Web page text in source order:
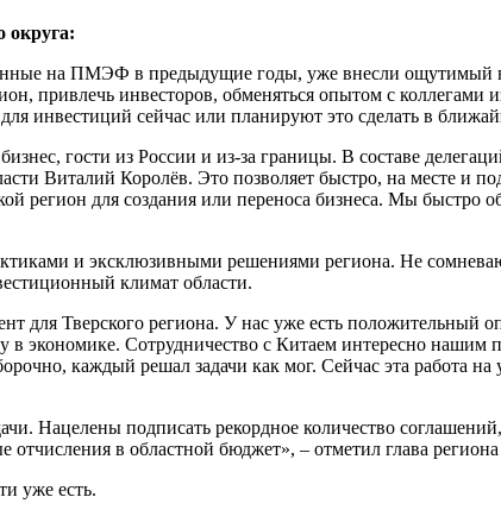
округа:
на ПМЭФ в предыдущие годы, уже внесли ощутимый
привлечь инвесторов, обменяться опытом с
инвестиций сейчас или планируют это сделать в
гости из России и из-за границы. В составе
Виталий Королёв. Это позволяет быстро, на месте и
регион для создания или переноса бизнеса. Мы
и эксклюзивными решениями региона. Не
климат области.
Тверского региона. У нас уже есть положительный
экономике. Сотрудничество с Китаем интересно
каждый решал задачи как мог. Сейчас эта работа
Нацелены подписать рекордное количество
отчисления в областной бюджет», – отметил глава
уже есть.